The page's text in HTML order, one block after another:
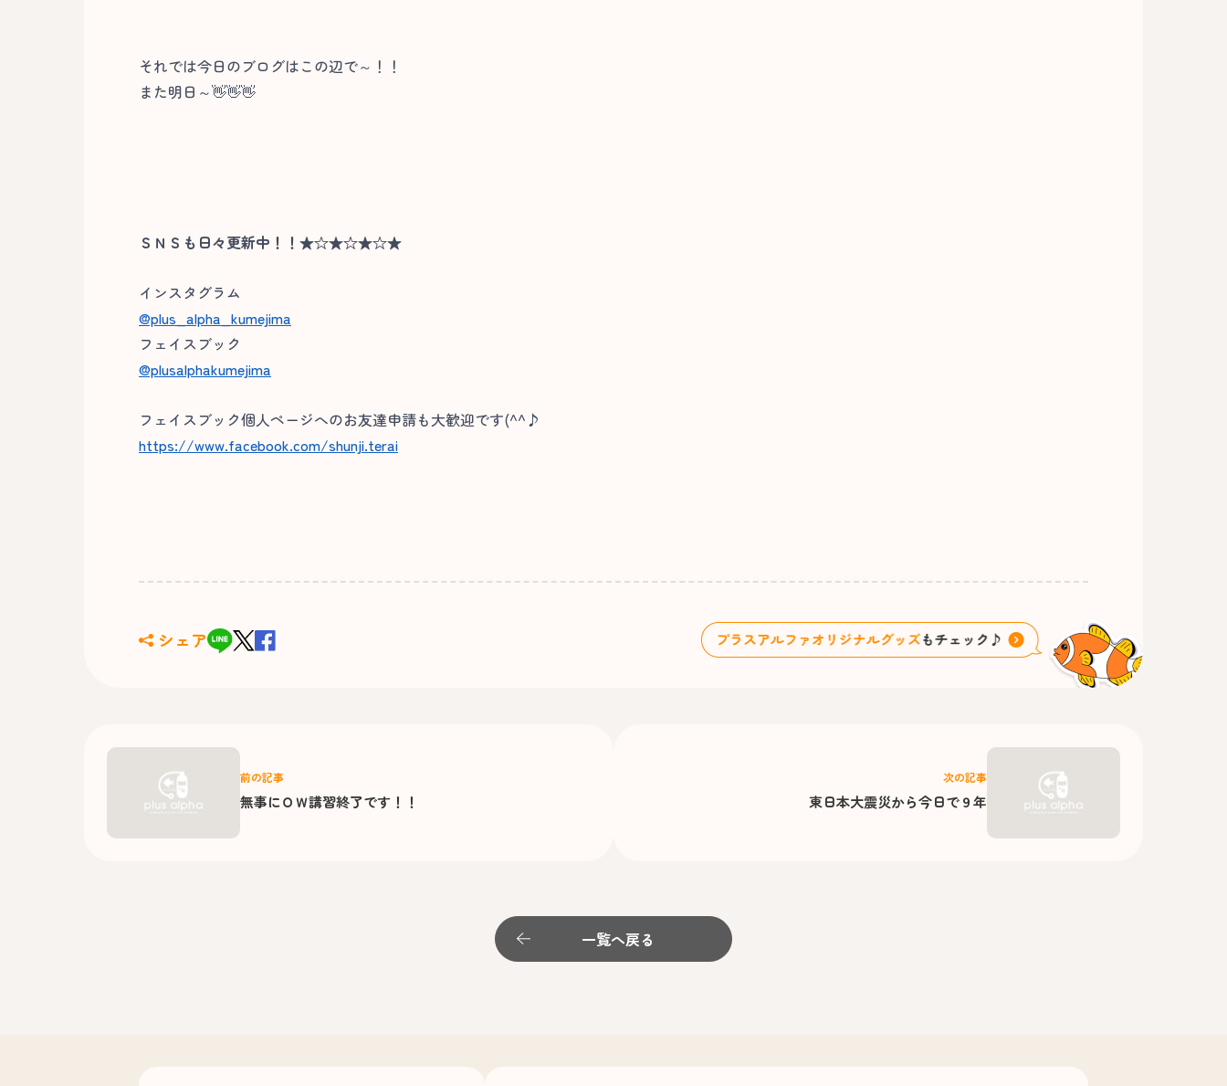
それでは今日のブログはこの辺で～！！
また明日～👋👋👋
ＳＮＳも日々更新中！！★☆★☆★☆★
インスタグラム
@plus_alpha_kumejima
フェイスブック
@plusalphakumejima
フェイスブック個人ページへのお友達申請も大歓迎です(^^♪
https://www.facebook.com/shunji.terai
シェア
前の記事
無事にＯＷ講習終了です！！
次の記事
東日本大震災から今日で９年
一覧へ戻る